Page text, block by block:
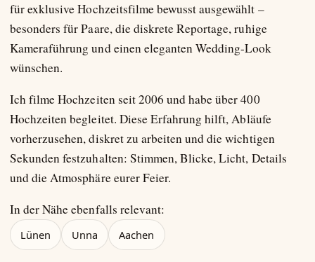
für exklusive Hochzeitsfilme bewusst ausgewählt –
besonders für Paare, die diskrete Reportage, ruhige
Kameraführung und einen eleganten Wedding-Look
wünschen.
Ich filme Hochzeiten seit 2006 und habe über 400
Hochzeiten begleitet. Diese Erfahrung hilft, Abläufe
vorherzusehen, diskret zu arbeiten und die wichtigen
Sekunden festzuhalten: Stimmen, Blicke, Licht, Details
und die Atmosphäre eurer Feier.
In der Nähe ebenfalls relevant:
Lünen Unna Aachen